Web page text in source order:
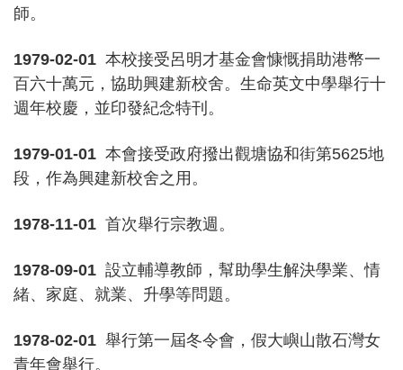
師。
1979-02-01 本校接受呂明才基金會慷慨捐助港幣一
百六十萬元，協助興建新校舍。生命英文中學舉行十
週年校慶，並印發紀念特刊。
1979-01-01 本會接受政府撥出觀塘協和街第5625地
段，作為興建新校舍之用。
1978-11-01 首次舉行宗教週。
1978-09-01 設立輔導教師，幫助學生解決學業、情
緒、家庭、就業、升學等問題。
1978-02-01 舉行第一屆冬令會，假大嶼山散石灣女
青年會舉行。